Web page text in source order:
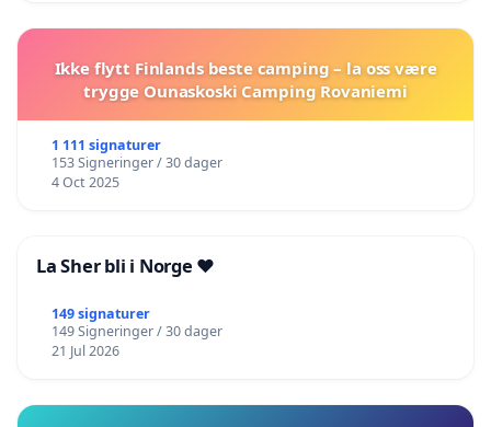
Ikke flytt Finlands beste camping – la oss være
trygge Ounaskoski Camping Rovaniemi
1 111 signaturer
153 Signeringer / 30 dager
4 Oct 2025
La Sher bli i Norge ❤️
149 signaturer
149 Signeringer / 30 dager
21 Jul 2026